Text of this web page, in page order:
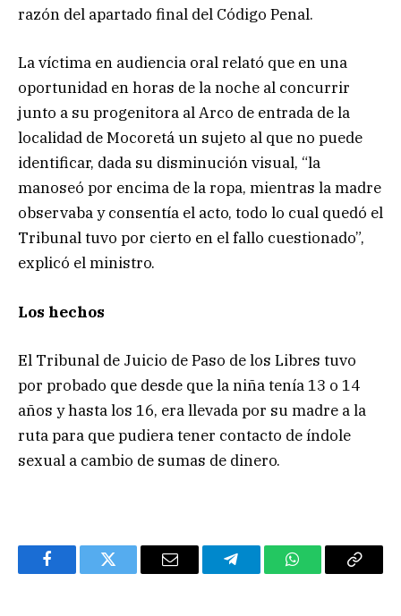
razón del apartado final del Código Penal.
La víctima en audiencia oral relató que en una
oportunidad en horas de la noche al concurrir
junto a su progenitora al Arco de entrada de la
localidad de Mocoretá un sujeto al que no puede
identificar, dada su disminución visual, “la
manoseó por encima de la ropa, mientras la madre
observaba y consentía el acto, todo lo cual quedó el
Tribunal tuvo por cierto en el fallo cuestionado”,
explicó el ministro.
Los hechos
El Tribunal de Juicio de Paso de los Libres tuvo
por probado que desde que la niña tenía 13 o 14
años y hasta los 16, era llevada por su madre a la
ruta para que pudiera tener contacto de índole
sexual a cambio de sumas de dinero.
FacebookTwitter Email TelegramWhatsAppCopy